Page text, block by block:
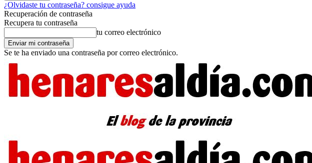
¿Olvidaste tu contraseña? consigue ayuda
Recuperación de contraseña
Recupera tu contraseña
tu correo electrónico
Se te ha enviado una contraseña por correo electrónico.